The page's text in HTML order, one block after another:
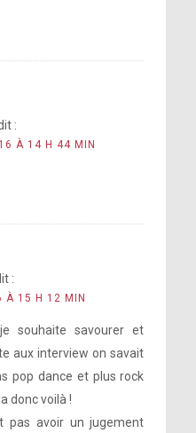
:
À 14 H 44 MIN
:
À 15 H 12 MIN
souhaite savourer et
aux interview on savait
pop dance et plus rock
donc voilà !
pas avoir un jugement